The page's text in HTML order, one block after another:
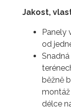
Jakost,
Panely
od
běžně
délce